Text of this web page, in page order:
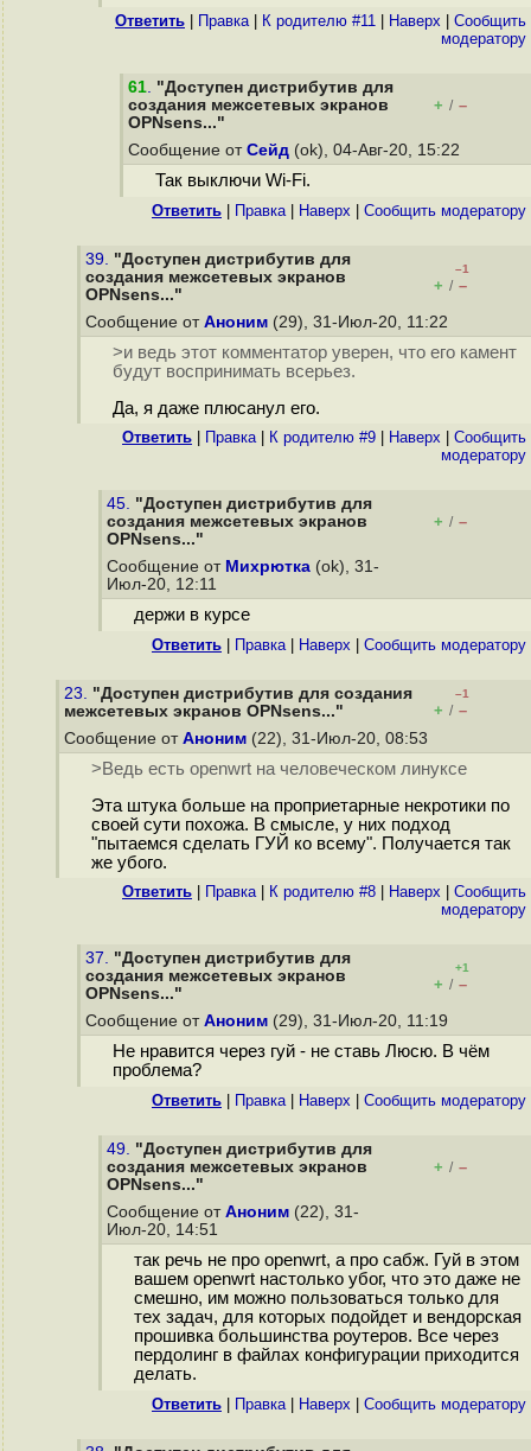
Ответить Правка| К родителю #11 Наверх
Cообщить
модератору
61. "Доступен дистрибутив для
создания межсетевых экранов
OPNsens..."
+ / –
Сообщение от Сейд (ok), 04-Авг-20, 15:22
Так выключи Wi-Fi.
Ответить Правка| Наверх Cообщить модератору
39. "Доступен дистрибутив для
создания межсетевых экранов
OPNsens..."
–1
+ / –
Сообщение от Аноним (29), 31-Июл-20, 11:22
>и ведь этот комментатор уверен, что его камент
будут воспринимать всерьез.
Да, я даже плюсанул его.
Ответить Правка| К родителю #9 Наверх
Cообщить
модератору
45. "Доступен дистрибутив для
создания межсетевых экранов
OPNsens..."
+ / –
Сообщение от Михрютка (ok), 31-
Июл-20, 12:11
держи в курсе
Ответить Правка| Наверх Cообщить модератору
23. "Доступен дистрибутив для создания
межсетевых экранов OPNsens..."
–1
+ / –
Сообщение от Аноним (22), 31-Июл-20, 08:53
>Ведь есть openwrt на человеческом линуксе
Эта штука больше на проприетарные некротики по
своей сути похожа. В смысле, у них подход
"пытаемся сделать ГУЙ ко всему". Получается так
же убого.
Ответить Правка| К родителю #8 Наверх
Cообщить
модератору
37. "Доступен дистрибутив для
создания межсетевых экранов
OPNsens..."
+1
+ / –
Сообщение от Аноним (29), 31-Июл-20, 11:19
Не нравится через гуй - не ставь Люсю. В чём
проблема?
Ответить Правка| Наверх Cообщить модератору
49. "Доступен дистрибутив для
создания межсетевых экранов
OPNsens..."
+ / –
Сообщение от Аноним (22), 31-
Июл-20, 14:51
так речь не про openwrt, а про сабж. Гуй в этом
вашем openwrt настолько убог, что это даже не
смешно, им можно пользоваться только для
тех задач, для которых подойдет и вендорская
прошивка большинства роутеров. Все через
пердолинг в файлах конфигурации приходится
делать.
Ответить Правка| Наверх Cообщить модератору